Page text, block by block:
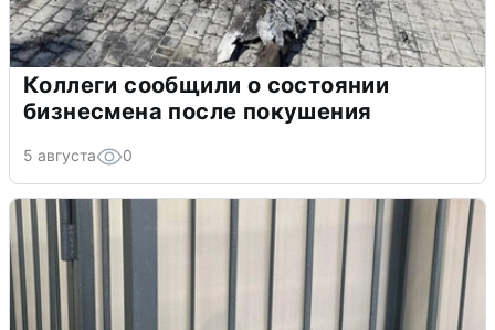
Коллеги сообщили о состоянии
бизнесмена после покушения
5 августа 0